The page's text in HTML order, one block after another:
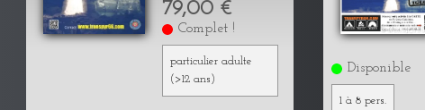
79,00 €
Complet !
particulier adulte
(>12 ans)
Disponible
1 à 8 pers.